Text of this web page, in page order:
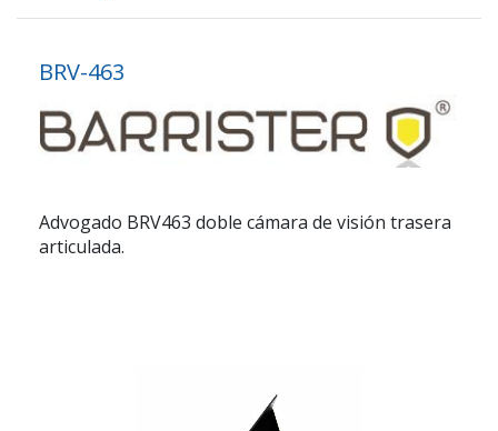
BRV-463
Advogado BRV463 doble cámara de visión trasera
articulada.